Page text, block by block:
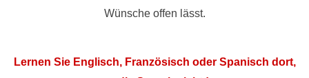
Wünsche offen lässt.
Lernen Sie Englisch, Französisch oder Spanisch dort,